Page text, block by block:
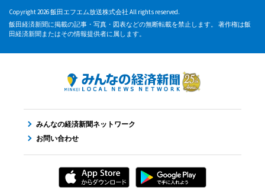
Copyright 2026 飯田エフエム放送株式会社 All rights reserved.
飯田経済新聞に掲載の記事・写真・図表などの無断転載を禁止します。 著作権は飯
田経済新聞またはその情報提供者に属します。
みんなの経済新聞ネットワーク
お問い合わせ